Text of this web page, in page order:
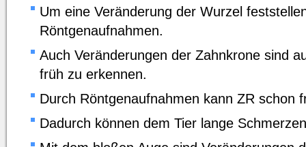
Um eine Veränderung der Wurzel
Röntgenaufnahmen.
Auch Veränderungen der Zahnkrone sind
früh zu erkennen.
Durch Röntgenaufnahmen kann ZR schon
Dadurch können dem Tier lange